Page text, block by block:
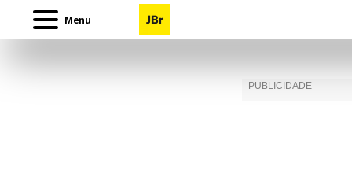
Menu